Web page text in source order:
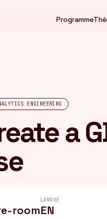
Programme
ENGINEERING
a
room
LANGUE
EN